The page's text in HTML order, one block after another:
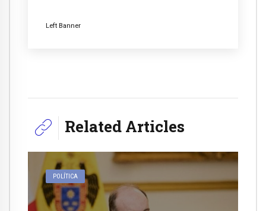
Left Banner
Related Articles
POLÍTICA